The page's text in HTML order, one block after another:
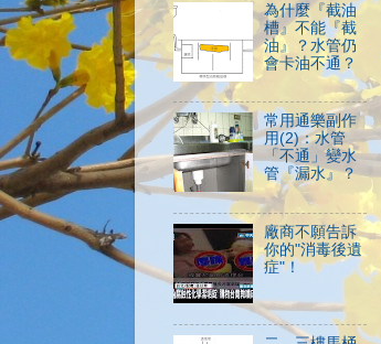
為什麼『截油
槽』不能『截
油』？水管仍
會卡油不通？
常用通樂副作
用(2)：水管
「不通」變水
管『漏水』？
廠商不願告訴
你的"消毒後遺
症"！